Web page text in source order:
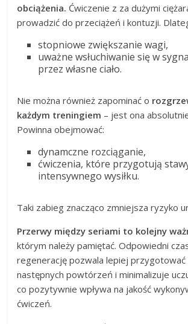
obciążenia. Ćwiczenie z za dużymi
prowadzić do przeciążeń i kontuzji.
stopniowe zwiększanie wagi,
uważne wsłuchiwanie się w
przez własne ciało.
Nie można również zapominać o
każdym treningiem – jest ona
Powinna obejmować:
dynamczne rozciąganie,
ćwiczenia, które przygotują
intensywnego wysiłku.
Taki zabieg znacząco zmniejsza ryzyko
Przerwy między seriami to kolejny
którym należy pamiętać. Odpowiedni
regenerację pozwala lepiej przygotować
następnych powtórzeń i minimalizuje
co pozytywnie wpływa na jakość
ćwiczeń.